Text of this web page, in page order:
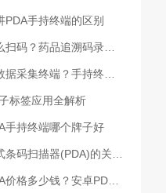
PDA手持终端的区别
追溯码录入系统的两种解决方案
集终端？手持终端攻略!
标签应用全解析
手持终端哪个牌子好
扫描器(PDA)的关键因素
少钱？安卓PDA源头厂家报价